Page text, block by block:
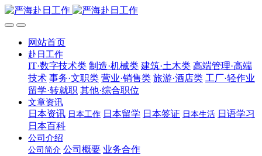
网站首页
赴日工作
IT·数字技术类 制造·机械类 建筑·土木类 高端管理·高端
技术 事务·文职类 营业·销售类 旅游·酒店类 工厂·轻作业
留学·转就职 其他·综合职位
文章资讯
日本资讯 日本工作 日本留学 日本签证 日本生活 日语学习
日本百科
公司介绍
公司简介 公司概要 业务合作